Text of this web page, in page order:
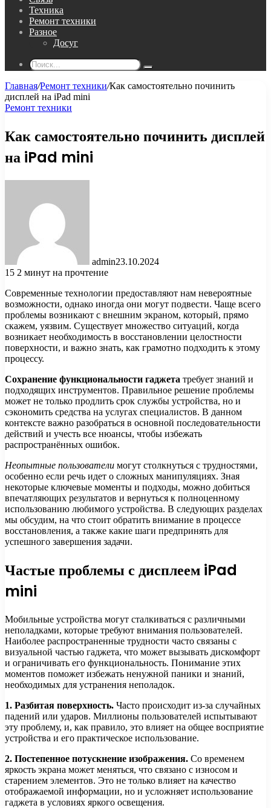
Техника
Ремонт техники
Разное
Досуг
Поиск...
Главная/Ремонт техники/Как самостоятельно починить
дисплей на iPad mini
Ремонт техники
Как самостоятельно починить дисплей
на iPad mini
admin23.10.2024
15 2 минут на прочтение
Современные технологии предоставляют нам невероятные
возможности, однако иногда они могут подвести. Чаще всего
проблемы возникают с внешним экраном, который, прямо
скажем, уязвим. Существует множество ситуаций, когда
возникает необходимость в восстановлении целостности
поверхности, и важно знать, как грамотно подходить к этому
процессу.
Сохранение функциональности гаджета требует знаний и
подходящих инструментов. Правильное решение проблемы
может не только продлить срок службы устройства, но и
сэкономить средства на услугах специалистов. В данном
контексте важно разобраться в основной последовательности
действий и учесть все нюансы, чтобы избежать
распространённых ошибок.
Неопытные пользователи могут столкнуться с трудностями,
особенно если речь идет о сложных манипуляциях. Зная
некоторые ключевые моменты и подходы, можно добиться
впечатляющих результатов и вернуться к полноценному
использованию любимого устройства. В следующих разделах
мы обсудим, на что стоит обратить внимание в процессе
восстановления, а также какие шаги предпринять для
успешного завершения задачи.
Частые проблемы с дисплеем iPad
mini
Мобильные устройства могут сталкиваться с различными
неполадками, которые требуют внимания пользователей.
Наиболее распространенные трудности часто связаны с
визуальной частью гаджета, что может вызывать дискомфорт
и ограничивать его функциональность. Понимание этих
моментов поможет избежать ненужной паники и знаний,
необходимых для устранения неполадок.
1. Разбитая поверхность. Часто происходит из-за случайных
падений или ударов. Миллионы пользователей испытывают
эту проблему, и, как правило, это влияет на общее восприятие
устройства и его практическое использование.
2. Постепенное потускнение изображения. Со временем
яркость экрана может меняться, что связано с износом и
старением элементов. Это не только влияет на качество
отображаемой информации, но и усложняет использование
гаджета в условиях яркого освещения.